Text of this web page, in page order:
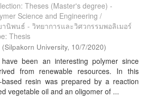
Theses (Master's degree) -
Science and Engineering /
านิพนธ์ - วิทยาการและวิศวกรรมพอลิเมอร์
Thesis
(Silpakorn University, 10/7/2020)
have been an interesting polymer since
from renewable resources. In this
resin was prepared by a reaction
vegetable oil and an oligomer of ...